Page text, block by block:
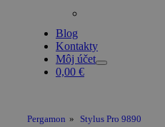
Blog
Kontakty
Môj účet
0,00 €
Pergamon » Stylus Pro 9890